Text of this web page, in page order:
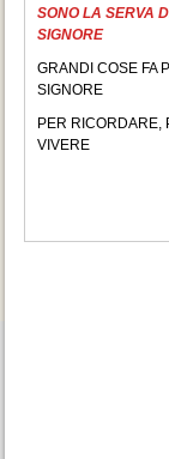
SONO LA SERVA
SIGNORE
GRANDI COSE FA
SIGNORE
PER RICORDARE,
VIVERE